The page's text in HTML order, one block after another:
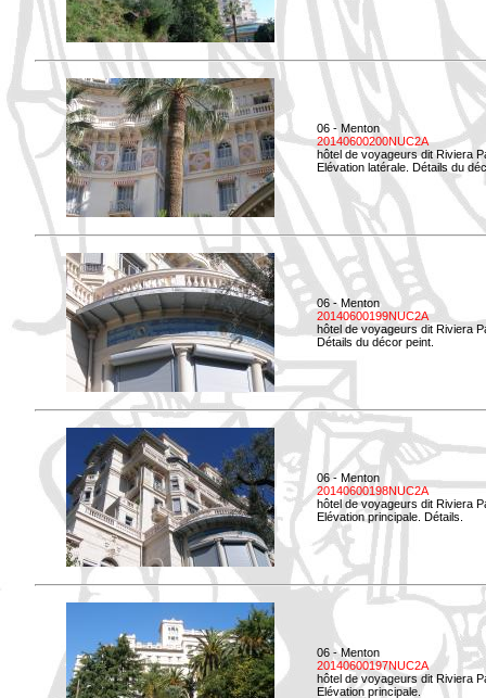
06 - Menton
20140600200NUC2A
hôtel de voyageurs dit Riviera
Elévation latérale. Détails du
06 - Menton
20140600199NUC2A
hôtel de voyageurs dit Riviera
Détails du décor peint.
06 - Menton
20140600198NUC2A
hôtel de voyageurs dit Riviera
Elévation principale. Détails.
06 - Menton
20140600197NUC2A
hôtel de voyageurs dit Riviera
Elévation principale.